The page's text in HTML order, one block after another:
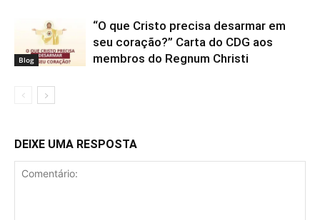
Blog
“O que Cristo precisa desarmar em
seu coração?” Carta do CDG aos
membros do Regnum Christi
DEIXE UMA RESPOSTA